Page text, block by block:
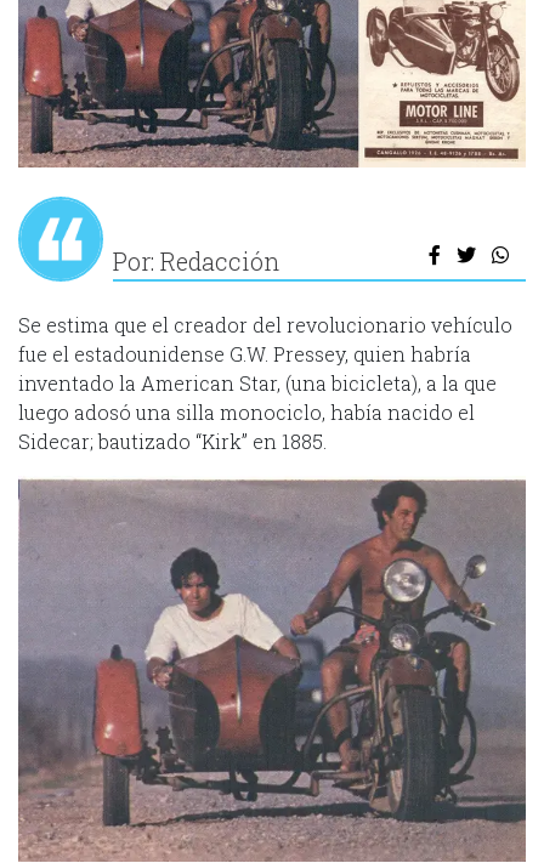
Por: Redacción
Se estima que el creador del revolucionario vehículo
fue el estadounidense G.W. Pressey, quien habría
inventado la American Star, (una bicicleta), a la que
luego adosó una silla monociclo, había nacido el
Sidecar; bautizado “Kirk” en 1885.